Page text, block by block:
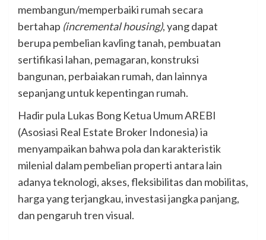
membangun/memperbaiki rumah secara
bertahap (incremental housing), yang dapat
berupa pembelian kavling tanah, pembuatan
sertifikasi lahan, pemagaran, konstruksi
bangunan, perbaiakan rumah, dan lainnya
sepanjang untuk kepentingan rumah.
Hadir pula Lukas Bong Ketua Umum AREBI
(Asosiasi Real Estate Broker Indonesia) ia
menyampaikan bahwa pola dan karakteristik
milenial dalam pembelian properti antara lain
adanya teknologi, akses, fleksibilitas dan mobilitas,
harga yang terjangkau, investasi jangka panjang,
dan pengaruh tren visual.